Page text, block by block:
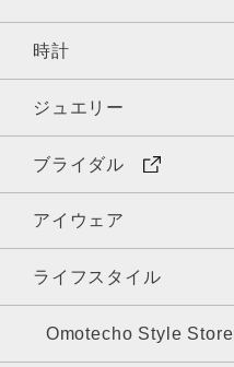
時計
ジュエリー
ブライダル
アイウェア
ライフスタイル
Omotecho Style Store